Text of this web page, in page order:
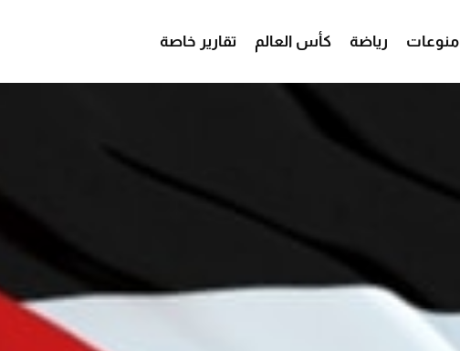
منوعات رياضة كأس العالم تقارير خاصة